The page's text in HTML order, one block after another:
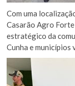
Com uma
Casarão Agro
estratégico da
Cunha e municípios